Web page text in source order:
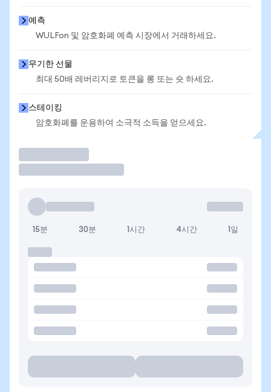
예측
WULFon 및 암호화폐 예측 시장에서 거래하세요.
무기한 선물
최대 50배 레버리지로 토큰을 롱 또는 숏 하세요.
스테이킹
암호화폐를 운용하여 소극적 소득을 얻으세요.
15분 30분 1시간 4시간 1일